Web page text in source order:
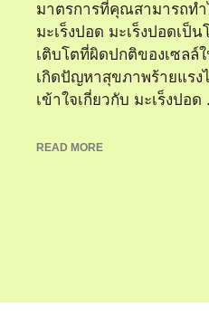
มาตรการที่คุณสามารถทำ
มะเร็งปอด มะเร็งปอดเป็
เติบโตที่ผิดปกติของเซลล์
เกิดปัญหาสุขภาพร้ายแร
เข้าใจเกี่ยวกับ มะเร็งปอด
READ MORE